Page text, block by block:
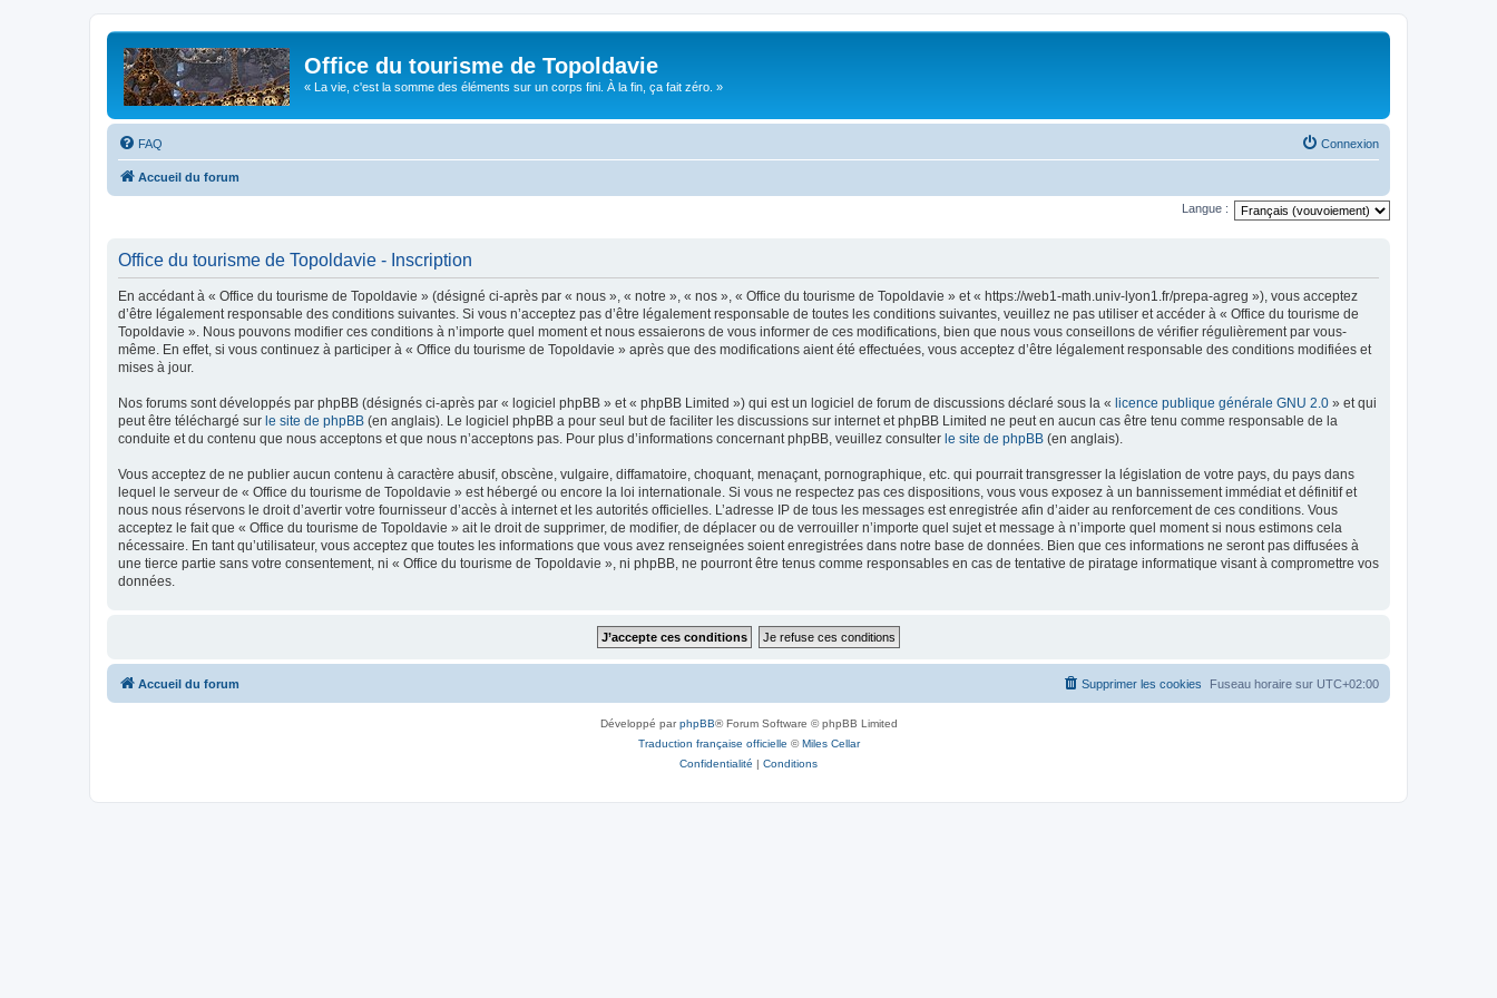
Office du tourisme de Topoldavie
« La vie, c'est la somme des éléments sur un corps fini. À la fin, ça fait zéro. »
FAQ Connexion
Accueil du forum
Langue :
Office du tourisme de Topoldavie - Inscription
En accédant à « Office du tourisme de Topoldavie » (désigné ci-après par « nous », « notre », « nos », « Office du tourisme de Topoldavie » et « https://web1-math.univ-lyon1.fr/prepa-agreg »), vous acceptez
d’être légalement responsable des conditions suivantes. Si vous n’acceptez pas d’être légalement responsable de toutes les conditions suivantes, veuillez ne pas utiliser et accéder à « Office du tourisme de
Topoldavie ». Nous pouvons modifier ces conditions à n’importe quel moment et nous essaierons de vous informer de ces modifications, bien que nous vous conseillons de vérifier régulièrement par vous-
même. En effet, si vous continuez à participer à « Office du tourisme de Topoldavie » après que des modifications aient été effectuées, vous acceptez d’être légalement responsable des conditions modifiées et
mises à jour.
Nos forums sont développés par phpBB (désignés ci-après par « logiciel phpBB » et « phpBB Limited ») qui est un logiciel de forum de discussions déclaré sous la « licence publique générale GNU 2.0 » et qui
peut être téléchargé sur le site de phpBB (en anglais). Le logiciel phpBB a pour seul but de faciliter les discussions sur internet et phpBB Limited ne peut en aucun cas être tenu comme responsable de la
conduite et du contenu que nous acceptons et que nous n’acceptons pas. Pour plus d’informations concernant phpBB, veuillez consulter le site de phpBB (en anglais).
Vous acceptez de ne publier aucun contenu à caractère abusif, obscène, vulgaire, diffamatoire, choquant, menaçant, pornographique, etc. qui pourrait transgresser la législation de votre pays, du pays dans
lequel le serveur de « Office du tourisme de Topoldavie » est hébergé ou encore la loi internationale. Si vous ne respectez pas ces dispositions, vous vous exposez à un bannissement immédiat et définitif et
nous nous réservons le droit d’avertir votre fournisseur d’accès à internet et les autorités officielles. L’adresse IP de tous les messages est enregistrée afin d’aider au renforcement de ces conditions. Vous
acceptez le fait que « Office du tourisme de Topoldavie » ait le droit de supprimer, de modifier, de déplacer ou de verrouiller n’importe quel sujet et message à n’importe quel moment si nous estimons cela
nécessaire. En tant qu’utilisateur, vous acceptez que toutes les informations que vous avez renseignées soient enregistrées dans notre base de données. Bien que ces informations ne seront pas diffusées à
une tierce partie sans votre consentement, ni « Office du tourisme de Topoldavie », ni phpBB, ne pourront être tenus comme responsables en cas de tentative de piratage informatique visant à compromettre vos
données.
Accueil du forum Fuseau horaire sur UTC+02:00
Supprimer les cookies
Développé parphpBB® Forum Software © phpBB Limited
Traduction française officielle ©Miles Cellar
Confidentialité | Conditions